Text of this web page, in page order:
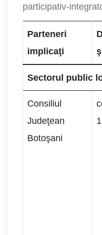
participativ-
Parteneri
implicaţi
Sectorul public
Consiliul
Judeţean
Botoşani